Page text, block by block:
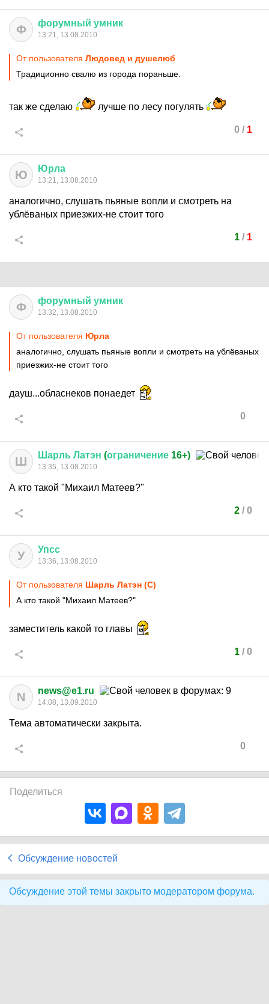
Ф форумный умник
13:21, 13.08.2010
От пользователя Людовед и душелюб
Традиционно свалю из города пораньше.
так же сделаю лучше по лесу погулять
0 / 1
Ю Юрла
13:21, 13.08.2010
аналогично, слушать пьяные вопли и смотреть на
ублёваных приезжих-не стоит того
1/ 1
Ф форумный умник
13:32, 13.08.2010
От пользователя Юрла
аналогично, слушать пьяные вопли и смотреть на ублёваных
приезжих-не стоит того
дауш...обласнеков понаедет
0
Ш Шарль Латэн (ограничение 16+)
13:35, 13.08.2010
А кто такой "Михаил Матеев?"
2/ 0
У Упсс
13:36, 13.08.2010
От пользователя Шарль Латэн (С)
А кто такой "Михаил Матеев?"
заместитель какой то главы
1/ 0
N news@e1.ru
14:08, 13.09.2010
Тема автоматически закрыта.
0
Поделиться
Обсуждение новостей
Обсуждение этой темы закрыто модератором форума.